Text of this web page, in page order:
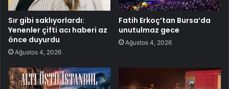
Sır gibi saklıyorlardı:
Yenenler çifti acı haberi az
önce duyurdu
Ağustos 4, 2026
Fatih Erkoç’tan Bursa’da
unutulmaz gece
Ağustos 4, 2026